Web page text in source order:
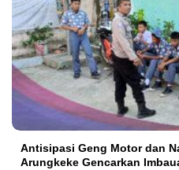
Antisipasi Geng Motor dan
Arungkeke Gencarkan